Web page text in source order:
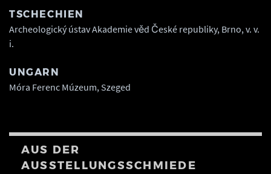
TSCHECHIEN
Archeologický ústav Akademie věd České republiky, Brno, v. v.
i.
UNGARN
Móra Ferenc Múzeum, Szeged
AUS DER
AUSSTELLUNGSSCHMIEDE